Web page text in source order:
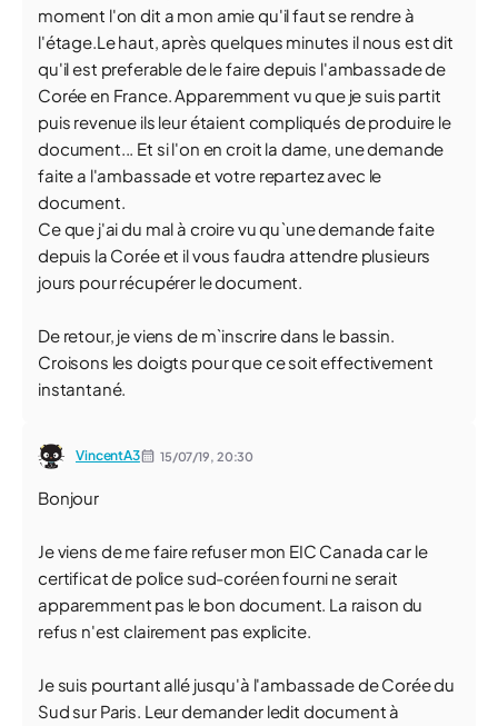
moment l'on dit a mon amie qu'il faut se rendre à
l'étage.Le haut, après quelques minutes il nous est dit
qu'il est preferable de le faire depuis l'ambassade de
Corée en France. Apparemment vu que je suis partit
puis revenue ils leur étaient compliqués de produire le
document... Et si l'on en croit la dame, une demande
faite a l'ambassade et votre repartez avec le
document.
Ce que j'ai du mal à croire vu qu`une demande faite
depuis la Corée et il vous faudra attendre plusieurs
jours pour récupérer le document.
De retour, je viens de m`inscrire dans le bassin.
Croisons les doigts pour que ce soit effectivement
instantané.
VincentA3 15/07/19, 20:30
Bonjour
Je viens de me faire refuser mon EIC Canada car le
certificat de police sud-coréen fourni ne serait
apparemment pas le bon document. La raison du
refus n'est clairement pas explicite.
Je suis pourtant allé jusqu'à l'ambassade de Corée du
Sud sur Paris. Leur demander ledit document à